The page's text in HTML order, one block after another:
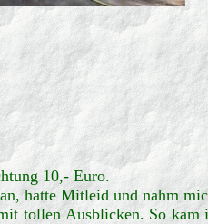
10,- Euro.
hatte Mitleid und nahm
tollen Ausblicken. So